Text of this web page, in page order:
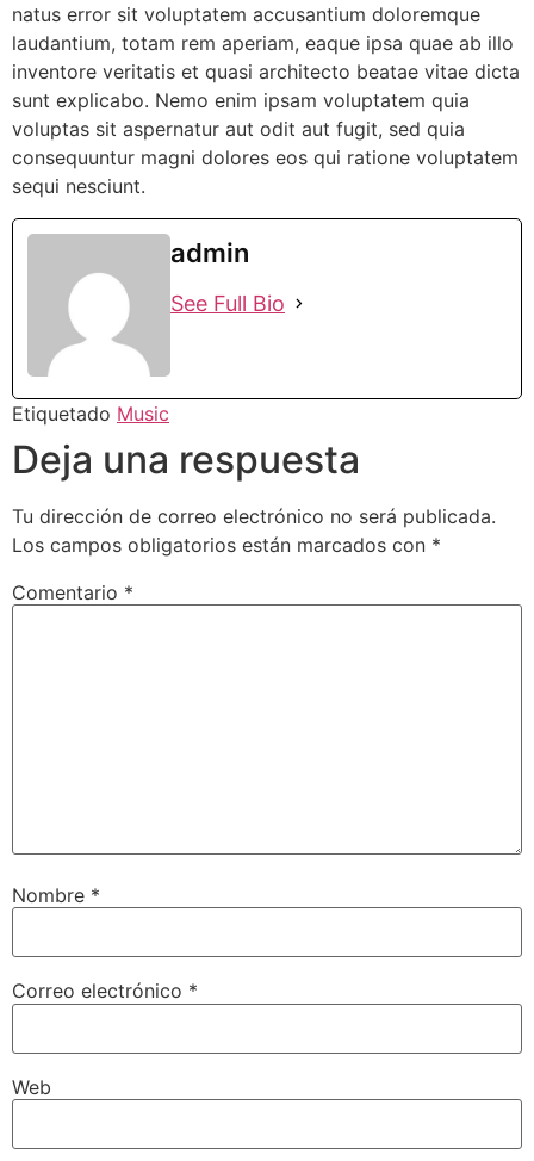
natus error sit voluptatem accusantium doloremque
laudantium, totam rem aperiam, eaque ipsa quae ab illo
inventore veritatis et quasi architecto beatae vitae dicta
sunt explicabo. Nemo enim ipsam voluptatem quia
voluptas sit aspernatur aut odit aut fugit, sed quia
consequuntur magni dolores eos qui ratione voluptatem
sequi nesciunt.
admin
See Full Bio
Etiquetado Music
Deja una respuesta
Tu dirección de correo electrónico no será publicada.
Los campos obligatorios están marcados con *
Comentario *
Nombre *
Correo electrónico *
Web